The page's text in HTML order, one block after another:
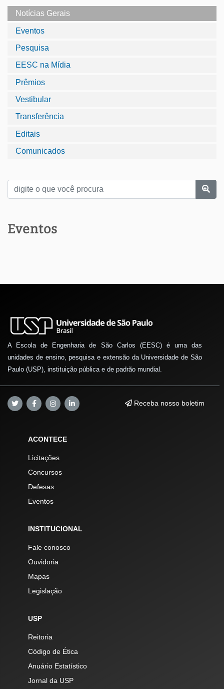
Notícias Gerais
Eventos
Pesquisa
EESC na Mídia
Prêmios
Vestibular
Transferência
Editais
Comunicados
Eventos
A Escola de Engenharia de São Carlos (EESC) é uma das
unidades de ensino, pesquisa e extensão da Universidade de São
Paulo (USP), instituição pública e de padrão mundial.
Receba nosso boletim
ACONTECE
Licitações
Concursos
Defesas
Eventos
INSTITUCIONAL
Fale conosco
Ouvidoria
Mapas
Legislação
USP
Reitoria
Código de Ética
Anuário Estatístico
Jornal da USP